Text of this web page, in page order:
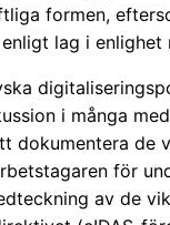
formen,
lag i enlighet
i många
dokumentera de
för
av de